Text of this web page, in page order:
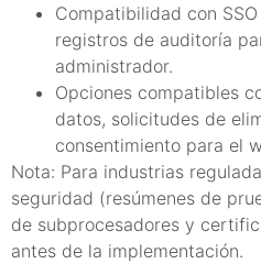
Compatibilidad con
registros de auditoría
administrador.
Opciones compatibles
datos, solicitudes de
consentimiento para el
Nota: Para industrias
seguridad (resúmenes de
de subprocesadores y
antes de la implementación.